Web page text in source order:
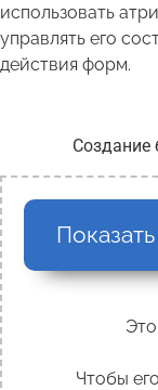
использовать
управлять его
действия форм.
Создание
Чтобы